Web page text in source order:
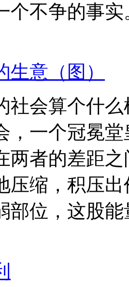
个不争的事实
生意（图）
社会算个什
，一个冠冕
两者的差距
压缩，积压
部位，这股